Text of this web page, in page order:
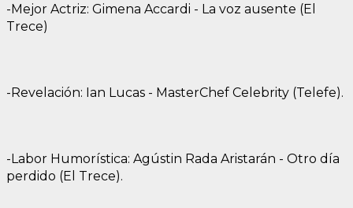
-Mejor Actriz: Gimena Accardi - La voz ausente (El
Trece)
-Revelación: Ian Lucas - MasterChef Celebrity (Telefe).
-Labor Humorística: Agústin Rada Aristarán - Otro día
perdido (El Trece).